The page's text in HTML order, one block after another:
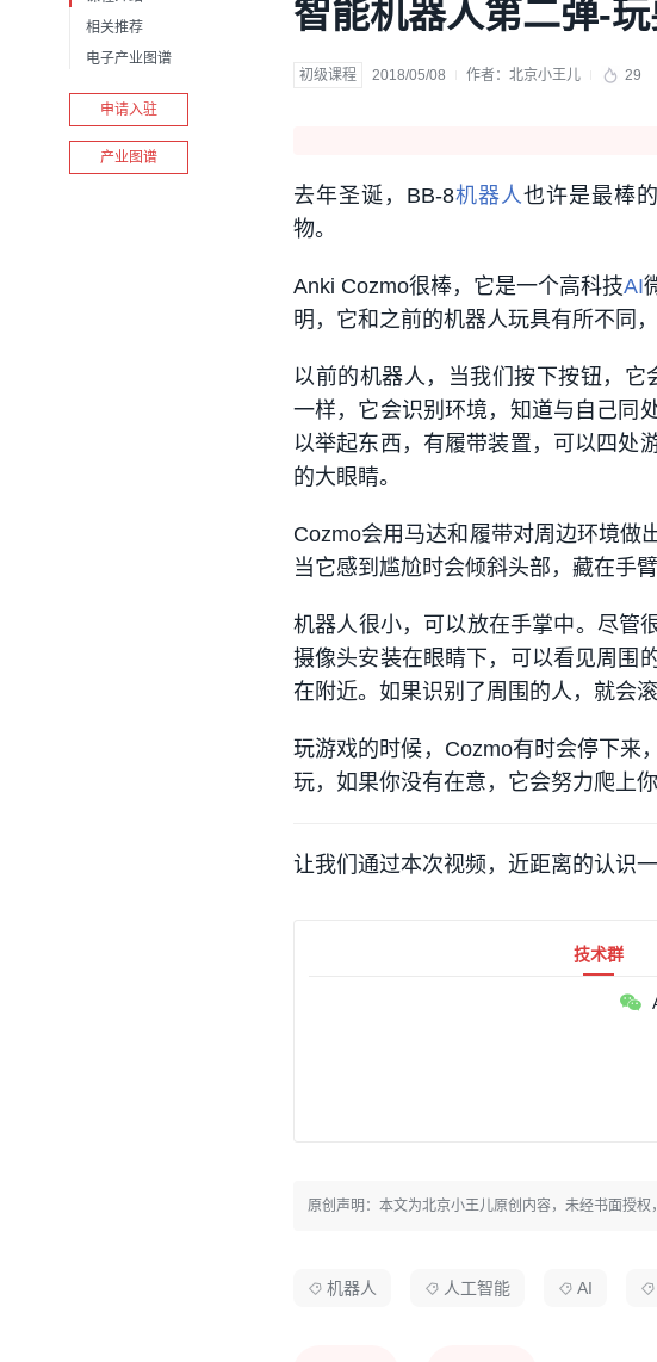
相关推荐
电子产业图谱
申请入驻
产业图谱
智能机器人第二弹-
初级课程 2018/05/08 作者： 北京小王儿 29
去年圣诞，BB-8机器人也许是最棒
物。
Anki Cozmo很棒，它是一个高科技AI
明，它和之前的机器人玩具有所不同
以前的机器人，当我们按下按钮，
一样，它会识别环境，知道与自己同
以举起东西，有履带装置，可以四处
的大眼睛。
Cozmo会用马达和履带对周边环境做
当它感到尴尬时会倾斜头部，藏在手臂
机器人很小，可以放在手掌中。尽管
摄像头安装在眼睛下，可以看见周围
在附近。如果识别了周围的人，就会
玩游戏的时候，Cozmo有时会停下来
玩，如果你没有在意，它会努力爬上
让我们通过本次视频，近距离的认识
技术群
原创声明：本文为北京小王儿原创内容，未经书面授权
机器人 人工智能 AI